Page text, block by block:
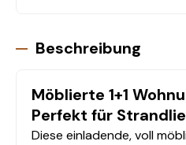
Beschreibung
Möblierte 1+1
Perfekt für
Diese einladende, voll